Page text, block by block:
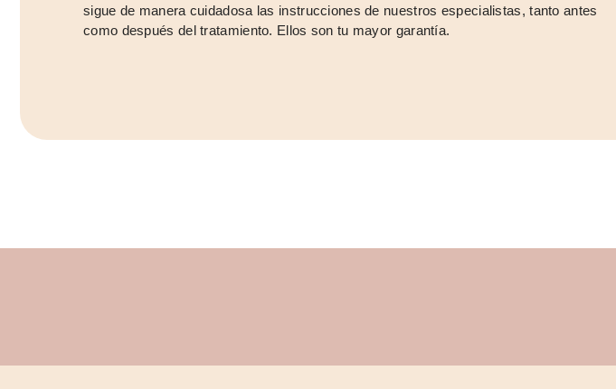
sigue de manera cuidadosa las instrucciones de nuestros especialistas, tanto antes
como después del tratamiento. Ellos son tu mayor garantía.